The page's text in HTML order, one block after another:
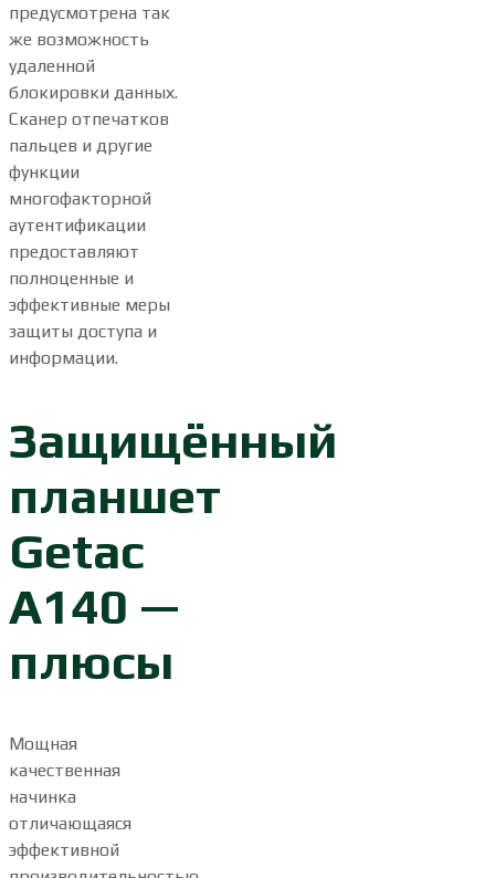
предусмотрена так
же возможность
удаленной
блокировки данных.
Сканер отпечатков
пальцев и другие
функции
многофакторной
аутентификации
предоставляют
полноценные и
эффективные меры
защиты доступа и
информации.
Защищённый
планшет
Getac
A140 —
плюсы
Мощная
качественная
начинка
отличающаяся
эффективной